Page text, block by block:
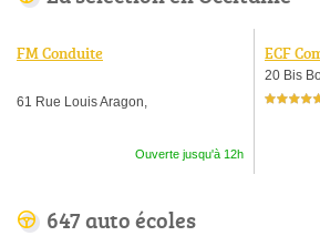
FM Conduite
61 Rue Louis Aragon,
Ouverte jusqu'à 12h
ECF
20 Bis
5,0 étoiles sur
647 auto écoles